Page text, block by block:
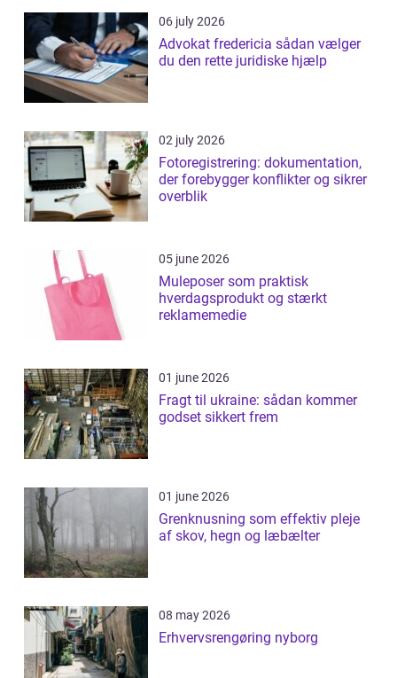
06 july 2026
Advokat fredericia sådan vælger
du den rette juridiske hjælp
02 july 2026
Fotoregistrering: dokumentation,
der forebygger konflikter og sikrer
overblik
05 june 2026
Muleposer som praktisk
hverdagsprodukt og stærkt
reklamemedie
01 june 2026
Fragt til ukraine: sådan kommer
godset sikkert frem
01 june 2026
Grenknusning som effektiv pleje
af skov, hegn og læbælter
08 may 2026
Erhvervsrengøring nyborg